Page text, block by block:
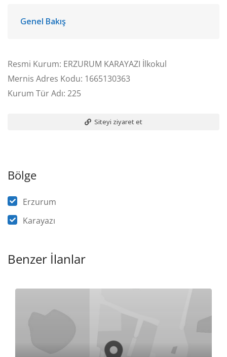
Genel Bakış
Resmi Kurum: ERZURUM KARAYAZI İlkokul
Mernis Adres Kodu: 1665130363
Kurum Tür Adı: 225
Siteyi ziyaret et
Bölge
Erzurum
Karayazı
Benzer İlanlar